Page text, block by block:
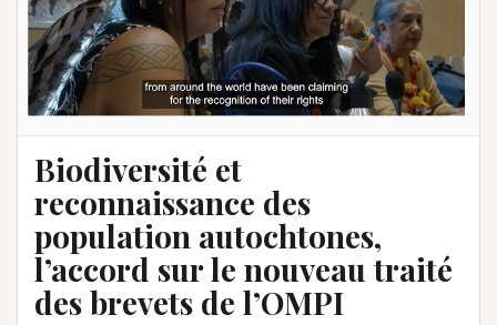
Biodiversité et
reconnaissance des
population autochtones,
l’accord sur le nouveau traité
des brevets de l’OMPI